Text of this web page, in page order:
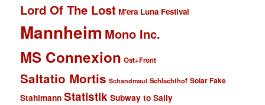
Lord Of The Lost M'era Luna Festival
Mannheim Mono Inc.
MS Connexion Ost+Front
Saltatio Mortis Schandmaul Schlachthof Solar Fake
Stahlmann Statistik Subway to Sally